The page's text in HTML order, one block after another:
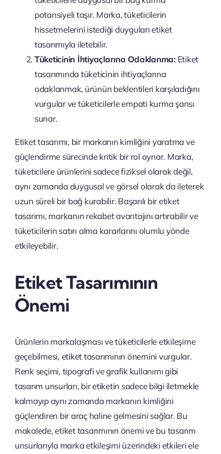
potansiyeli taşır. Marka, tüketicilerin
hissetmelerini istediği duyguları etiket
tasarımıyla iletebilir.
Tüketicinin İhtiyaçlarına Odaklanma:Etiket
tasarımında tüketicinin ihtiyaçlarına
odaklanmak, ürünün beklentileri karşıladığını
vurgular ve tüketicilerle empati kurma şansı
sunar.
Etiket tasarımı, bir markanın kimliğini yaratma ve
güçlendirme sürecinde kritik bir rol oynar. Marka,
tüketicilere ürünlerini sadece fiziksel olarak değil,
aynı zamanda duygusal ve görsel olarak da ileterek
uzun süreli bir bağ kurabilir. Başarılı bir etiket
tasarımı, markanın rekabet avantajını artırabilir ve
tüketicilerin satın alma kararlarını olumlu yönde
etkileyebilir.
Etiket Tasarımının
Önemi
Ürünlerin markalaşması ve tüketicilerle etkileşime
geçebilmesi, etiket tasarımının önemini vurgular.
Renk seçimi, tipografi ve grafik kullanımı gibi
tasarım unsurları, bir etiketin sadece bilgi iletmekle
kalmayıp aynı zamanda markanın kimliğini
güçlendiren bir araç haline gelmesini sağlar. Bu
makalede, etiket tasarımının önemi ve bu tasarım
unsurlarıyla marka etkileşimi üzerindeki etkileri ele